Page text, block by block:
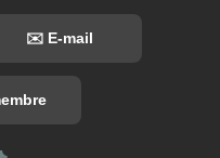
✉️ E-mail